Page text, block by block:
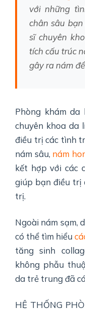
với những
chân sâu
sĩ chuyên
tích cấu trúc
gây ra nám
Phòng khám da
chuyên khoa da
điều trị các tình
nám sâu, nám
kết hợp với các
giúp bạn điều trị
trị.
Ngoài nám sạm,
có thể tìm hiểu
tăng sinh
không phẫu
da trẻ trung đã
HỆ THỐNG